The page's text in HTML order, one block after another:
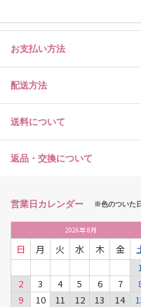
お支払い方法
配送方法
送料について
返品・交換について
営業日カレンダー ※色のついた
2026年8月
日 月 火 水 木 金
2
3 4 5 6 7
9
10 11 12 13 14